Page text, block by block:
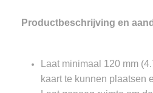
Productbeschrijving en
Laat minimaal 120 mm
kaart te kunnen plaatsen